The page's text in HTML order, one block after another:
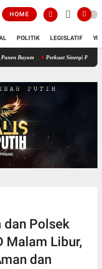
HOME
POLITIK LEGISLATIF
Koramil 12/Tnp Turun Tangan
dan Polsek
Malam Libur,
dan